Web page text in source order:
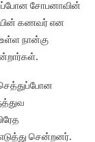
சோபனாவின்
கணவர் என
நான்கு
சென்றனர்.